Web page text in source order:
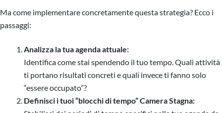
Ma come implementare concretamente questa strategia? Ecco i
passaggi:
Analizza la tua agenda attuale:
Identifica come stai spendendo il tuo tempo. Quali attività
ti portano risultati concreti e quali invece ti fanno solo
“essere occupato”?
Definisci i tuoi “blocchi di tempo” Camera Stagna: